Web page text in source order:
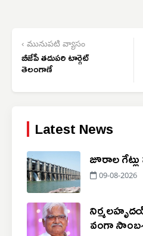
‹ మునుపటి వ్యాసం
బీజేపీ తదుపరి టార్గెట్
తెలంగాణే
Latest News
జూరాల
09-08-2026
వంగా